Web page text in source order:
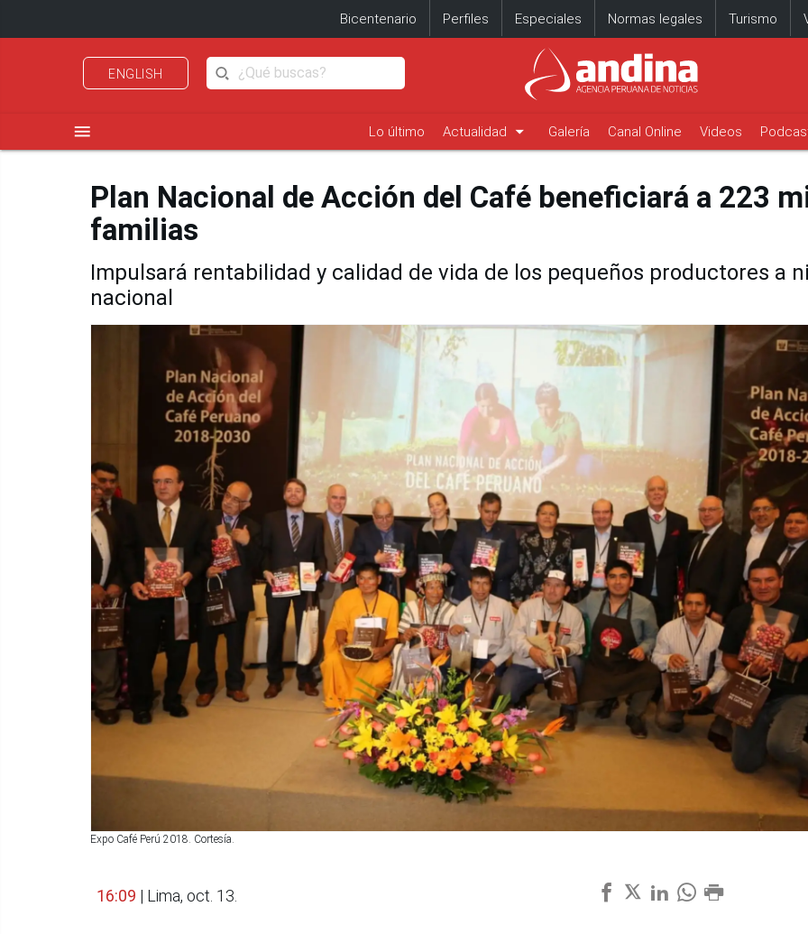
Bicentenario Perfiles Especiales Normas legales Turismo
ENGLISH
menu Lo último Actualidad arrow_drop_down Galería Canal Online Videos
Plan Nacional de Acción del Café beneficiará a 223
familias
Impulsará rentabilidad y calidad de vida de los pequeños productores a
nacional
Expo Café Perú 2018. Cortesía.
16:09 | Lima, oct. 13.